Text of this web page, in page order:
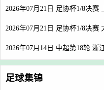
2026年07月21日 足协杯1/8决
2026年07月21日 足协杯1/8决
2026年07月14日 中超第18轮 浙
足球集锦